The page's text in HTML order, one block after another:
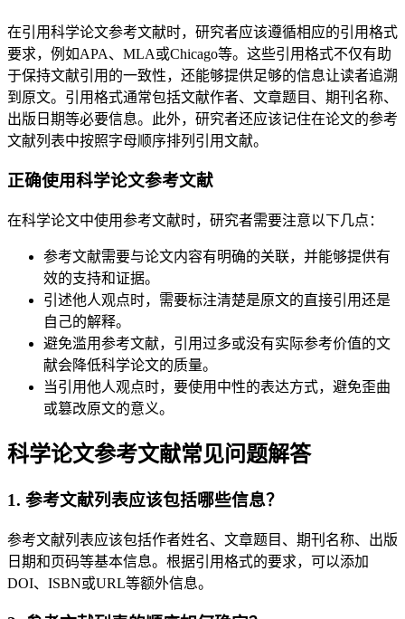
在引用科学论文参考文献时，研究者应该遵循相应的引用格式
要求，例如APA、MLA或Chicago等。这些引用格式不仅有助
于保持文献引用的一致性，还能够提供足够的信息让读者追溯
到原文。引用格式通常包括文献作者、文章题目、期刊名称、
出版日期等必要信息。此外，研究者还应该记住在论文的参考
文献列表中按照字母顺序排列引用文献。
正确使用科学论文参考文献
在科学论文中使用参考文献时，研究者需要注意以下几点：
参考文献需要与论文内容有明确的关联，并能够提供有
效的支持和证据。
引述他人观点时，需要标注清楚是原文的直接引用还是
自己的解释。
避免滥用参考文献，引用过多或没有实际参考价值的文
献会降低科学论文的质量。
当引用他人观点时，要使用中性的表达方式，避免歪曲
或篡改原文的意义。
科学论文参考文献常见问题解答
1. 参考文献列表应该包括哪些信息？
参考文献列表应该包括作者姓名、文章题目、期刊名称、出版
日期和页码等基本信息。根据引用格式的要求，可以添加
DOI、ISBN或URL等额外信息。